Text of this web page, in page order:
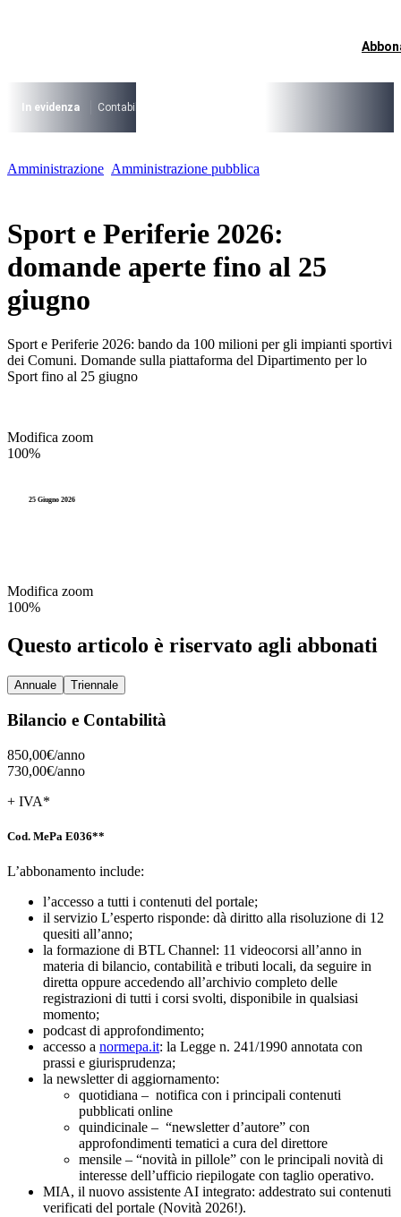
I più cercati
Lorem ipsum dolor sit amet consectetur
In evidenza Contabilità Accrual
Lorem ipsum dolor sit amet consectetur
Amministrazione Amministrazione pubblica
Sport e Periferie 2026:
domande aperte fino al 25
giugno
Sport e Periferie 2026: bando da 100 milioni per gli impianti sportivi
dei Comuni. Domande sulla piattaforma del Dipartimento per lo
Sport fino al 25 giugno
Modifica zoom
100%
25 Giugno 2026
Modifica zoom
100%
Questo articolo è riservato agli abbonati
Annuale Triennale
Bilancio e Contabilità
850,00€/anno
730,00€/anno
+ IVA*
Cod. MePa E036**
L’abbonamento include:
l’accesso a tutti i contenuti del portale;
il servizio L’esperto risponde: dà diritto alla risoluzione di 12
quesiti all’anno;
la formazione di BTL Channel: 11 videocorsi all’anno in
materia di bilancio, contabilità e tributi locali, da seguire in
diretta oppure accedendo all’archivio completo delle
registrazioni di tutti i corsi svolti, disponibile in qualsiasi
momento;
podcast di approfondimento;
accesso a normepa.it: la Legge n. 241/1990 annotata con
prassi e giurisprudenza;
la newsletter di aggiornamento:
quotidiana – notifica con i principali contenuti
pubblicati online
quindicinale – “newsletter d’autore” con
approfondimenti tematici a cura del direttore
mensile – “novità in pillole” con le principali novità di
interesse dell’ufficio riepilogate con taglio operativo.
MIA, il nuovo assistente AI integrato: addestrato sui contenuti
verificati del portale (Novità 2026!).